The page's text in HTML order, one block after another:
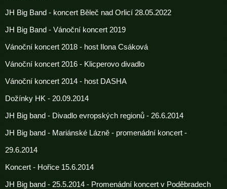
JH Big Band - koncert Běleč nad Orlicí 28.05.2022
JH Big Band - Vánoční koncert 2019
Vánoční koncert 2018 - host Ilona Csáková
Vánoční koncert 2016 - Klicperovo divadlo
Vánoční koncert 2014 - host DASHA
Dožínky HK - 20.09.2014
JH Big band - Divadlo evropských regionů - 26.6.2014
JH Big band - Mariánské Lázně - promenádní koncert -
29.6.2014
Koncert - Hořice 15.6.2014
JH Big band - 25.5.2014 - Promenádní koncert v Poděbradech